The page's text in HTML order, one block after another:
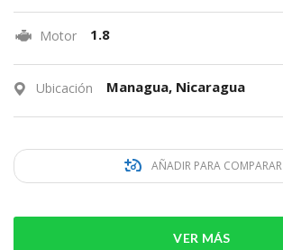
Motor 1.8
Ubicación Managua, Nicaragua
AÑADIR PARA COMPARAR
VER MÁS